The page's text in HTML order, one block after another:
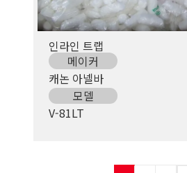
인라인 트랩
메이커
캐논 아넬바
모델
V-81LT